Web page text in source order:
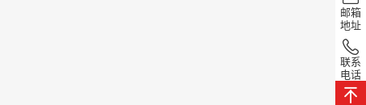
邮箱
地址
联系
电话